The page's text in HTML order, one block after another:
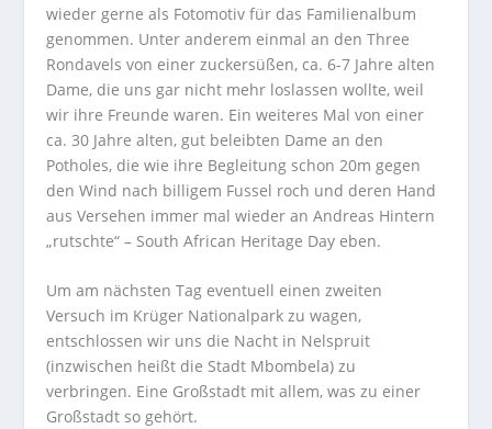
wieder gerne als Fotomotiv für das Familienalbum
genommen. Unter anderem einmal an den Three
Rondavels von einer zuckersüßen, ca. 6-7 Jahre alten
Dame, die uns gar nicht mehr loslassen wollte, weil
wir ihre Freunde waren. Ein weiteres Mal von einer
ca. 30 Jahre alten, gut beleibten Dame an den
Potholes, die wie ihre Begleitung schon 20m gegen
den Wind nach billigem Fussel roch und deren Hand
aus Versehen immer mal wieder an Andreas Hintern
„rutschte“ – South African Heritage Day eben.
Um am nächsten Tag eventuell einen zweiten
Versuch im Krüger Nationalpark zu wagen,
entschlossen wir uns die Nacht in Nelspruit
(inzwischen heißt die Stadt Mbombela) zu
verbringen. Eine Großstadt mit allem, was zu einer
Großstadt so gehört.